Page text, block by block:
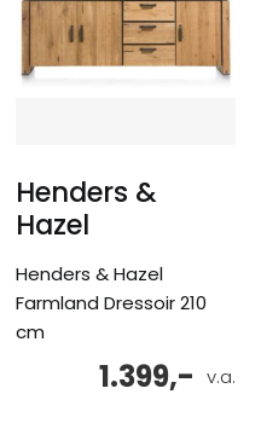
Henders &
Hazel
Henders & Hazel
Farmland Dressoir 210
cm
v.a.
1.399,-